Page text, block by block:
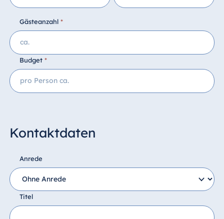
Kirschschnitte, Beerenteller mit
Gästeanzahl *
Budget *
Kontaktdaten
Anrede
Titel